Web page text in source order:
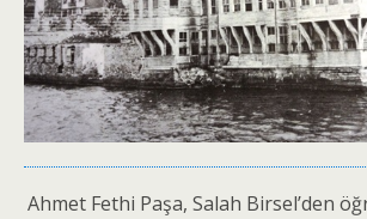
Ahmet Fethi Paşa, Salah Birsel’den